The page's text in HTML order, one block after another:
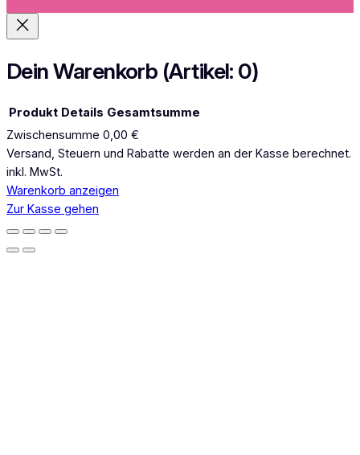
m
Dein Warenkorb (Artikel: 0)
Produkte
im
Warenkorb
Produkt Details Gesamtsumme
Zwischensumme 0,00 €
Versand, Steuern und Rabatte werden an der Kasse berechnet.
inkl. MwSt.
Warenkorb anzeigen
Zur Kasse gehen